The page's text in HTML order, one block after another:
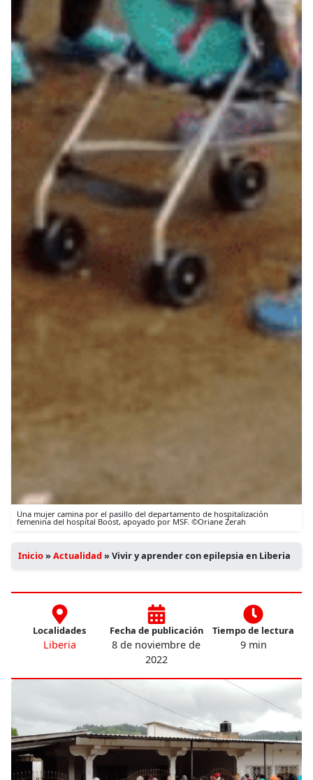
Una mujer camina por el pasillo del departamento de hospitalización
femenina del hospital Boost, apoyado por MSF. ©Oriane Zerah
Inicio»Actualidad»Vivir y aprender con epilepsia en Liberia
Localidades
Liberia
Fecha de publicación
8 de noviembre de
2022
Tiempo de lectura
9 min